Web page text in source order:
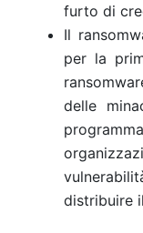
furto di
Il
per la
delle
distribuire